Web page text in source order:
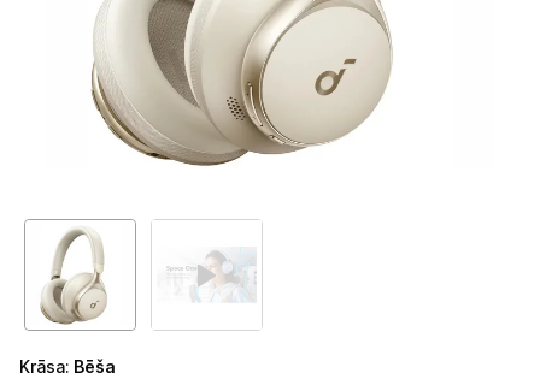
TV iekārtas
Spēļu konsoles
Audio
Soundbars
Akustiskās sistēmas
Skaļruņi
Krāsa: Bēša